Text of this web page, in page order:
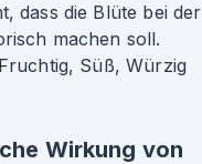
dass die Blüte bei der
machen soll.
Süß, Würzig
Wirkung von